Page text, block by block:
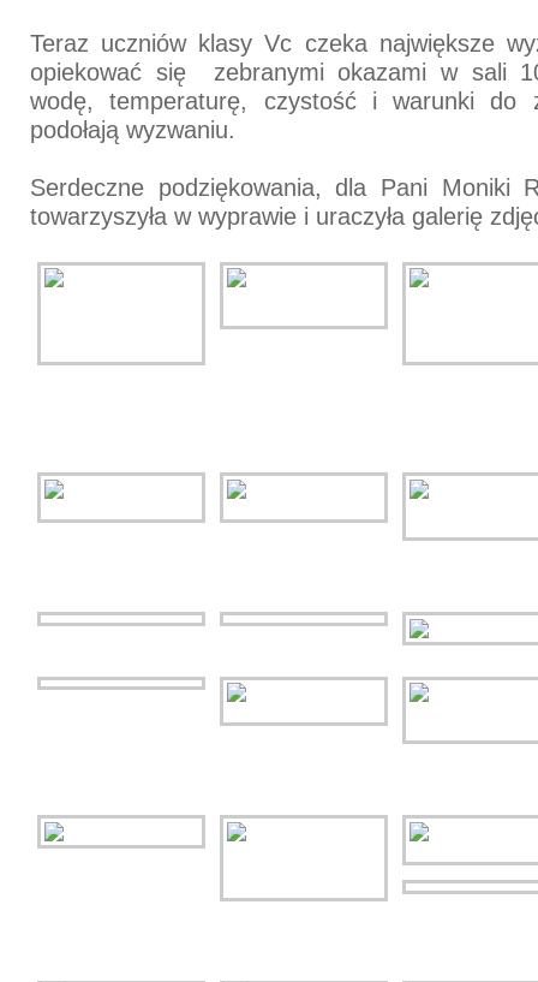
Teraz uczniów klasy Vc czeka największe
opiekować się zebranymi okazami w sali
wodę, temperaturę, czystość i warunki do
podołają wyzwaniu.
Serdeczne podziękowania, dla Pani Moniki
towarzyszyła w wyprawie i uraczyła galerię